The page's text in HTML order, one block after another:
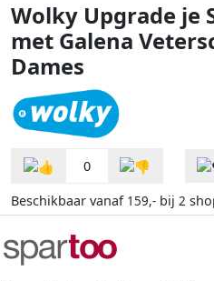
Wolky Upgrade je
met Galena
Dames
0
Beschikbaar vanaf 159,- bij 2